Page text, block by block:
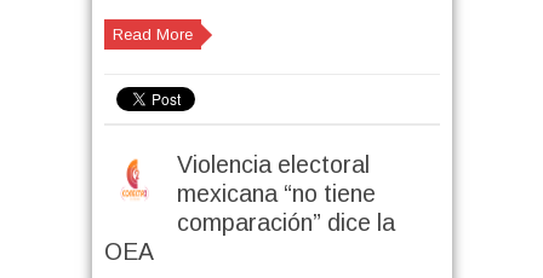
Read More
Violencia electoral
mexicana “no tiene
comparación” dice la
OEA